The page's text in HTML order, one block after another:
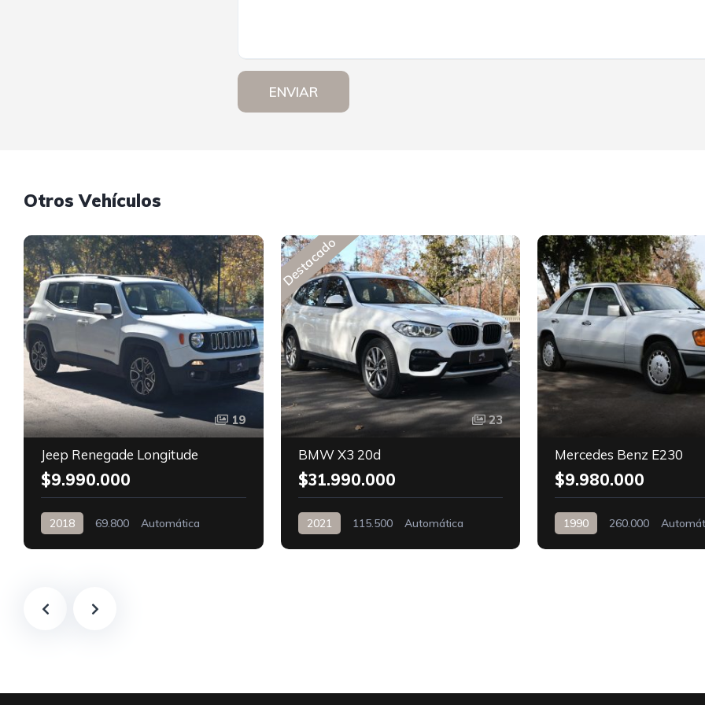
ENVIAR
Otros Vehículos
19
Jeep Renegade Longitude
$9.990.000
2018 69.800 Automática
Destacado
23
BMW X3 20d
$31.990.000
2021 115.500 Automática
Mercedes Benz E230
$9.980.000
1990 260.000